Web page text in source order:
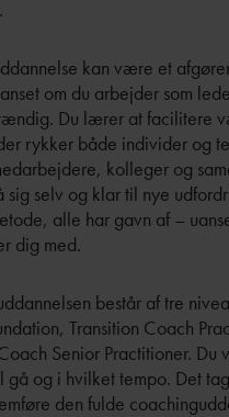
kan være et
om du arbejder som
Du lærer at facilitere
rykker både individer og
kolleger og
sig selv og klar til nye
alle har gavn af –
dig med.
består af tre
Transition Coach
Senior Practitioner.
gå og i hvilket tempo. Det
den fulde